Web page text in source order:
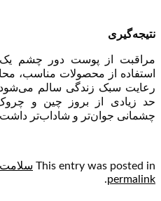
نتیجه‌گیری
مراقبت از پوست دور چشم
استفاده از محصولات مناسب،
رعایت سبک زندگی سالم می‌شود.
حد زیادی از بروز چین و
چشمانی جوان‌تر و شاداب‌تر
This entry was posted in
permalink
.